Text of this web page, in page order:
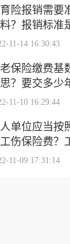
险报销需要
？报销标准
11-14 16:30:43
保险缴费基
？要交多少
11-10 16:29:44
单位应当按
伤保险费？
11-09 17:31:14